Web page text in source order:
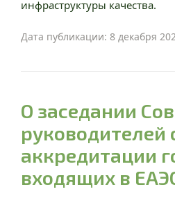
инфраструктуры качества.
Дата публикации: 8 декабря
О заседании
руководителей
аккредитации
входящих в